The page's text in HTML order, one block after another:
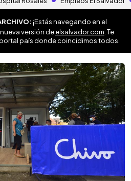
¡Estás navegando en el
versión deelsalvador.com . Te
país donde coincidimos todos.